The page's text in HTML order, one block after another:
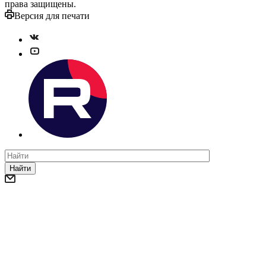
права защищены.
Версия для печати
Найти